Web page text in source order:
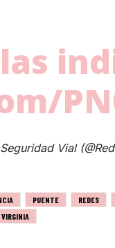
Vial
PUENTE REDES
VIRGINIA